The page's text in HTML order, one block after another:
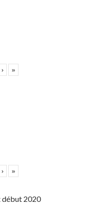
› »
› »
début 2020